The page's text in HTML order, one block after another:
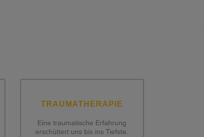
TRAUMATHERAPIE
Eine traumatische Erfahrung
erschüttert uns bis ins Tiefste.